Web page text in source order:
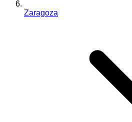
Zaragoza